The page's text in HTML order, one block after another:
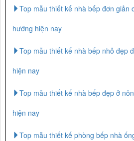
Top mẫu thiết kế nhà bếp đơn giản
hướng hiện nay
Top mẫu thiết kế nhà bếp nhỏ đẹp
hiện nay
Top mẫu thiết kế nhà bếp đẹp ở
hiện nay
Top mẫu thiết kế phòng bếp nhà